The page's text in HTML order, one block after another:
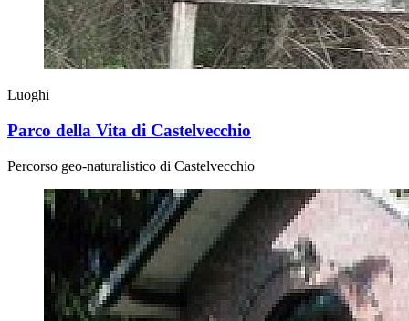
Luoghi
Parco della Vita di Castelvecchio
Percorso geo-naturalistico di Castelvecchio